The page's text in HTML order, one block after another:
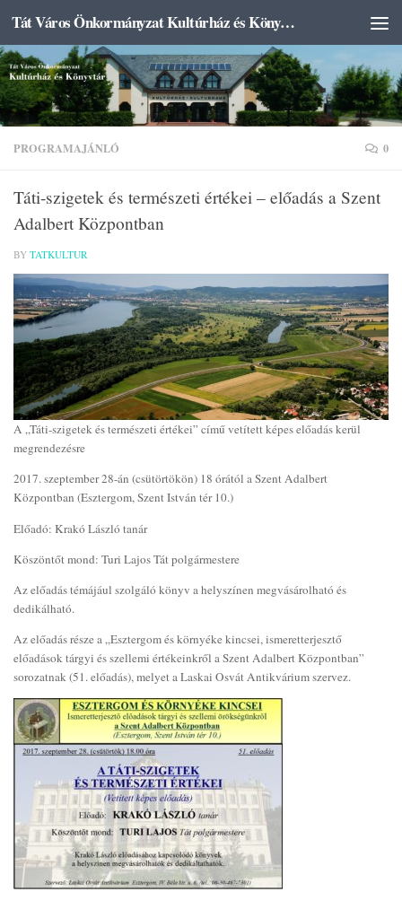
Skip to content Tát Város Önkormányzat Kultúrház és Könyvtár
PROGRAMAJÁNLÓ 0
Táti-szigetek és természeti értékei – előadás a Szent
Adalbert Központban
BY TATKULTUR
A „Táti-szigetek és természeti értékei” című vetített képes előadás kerül
megrendezésre
2017. szeptember 28-án (csütörtökön) 18 órától a Szent Adalbert
Központban (Esztergom, Szent István tér 10.)
Előadó: Krakó László tanár
Köszöntőt mond: Turi Lajos Tát polgármestere
Az előadás témájául szolgáló könyv a helyszínen megvásárolható és
dedikálható.
Az előadás része a „Esztergom és környéke kincsei, ismeretterjesztő
előadások tárgyi és szellemi értékeinkről a Szent Adalbert Központban”
sorozatnak (51. előadás), melyet a Laskai Osvát Antikvárium szervez.